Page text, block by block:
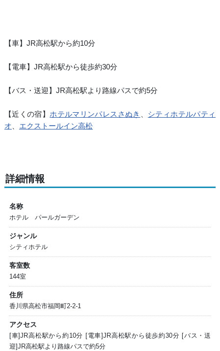
【車】JR高松駅から約10分
【電車】JR高松駅から徒歩約30分
【バス・送迎】JR高松駅より路線パスで約5分
【近くの宿】 ホテルマリンパレスさぬき
シティホテルパティ
オ
エクストールイン高松
詳細情報
名称
ホテル パールガーデン
ジャンル
シティホテル
客室数
144室
住所
香川県高松市福岡町2-2-1
アクセス
[車]JR高松駅から約10分 [電車]JR高松駅から徒歩約30分 [バス・送
迎]JR高松駅より路線パスで約5分